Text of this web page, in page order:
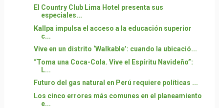
El Country Club Lima Hotel presenta sus
especiales...
Kallpa impulsa el acceso a la educación superior
c...
Vive en un distrito ‘Walkable’: cuando la ubicació...
“Toma una Coca-Cola. Vive el Espíritu Navideño”:
L...
Futuro del gas natural en Perú requiere políticas ...
Los cinco errores más comunes en el planeamiento
e...